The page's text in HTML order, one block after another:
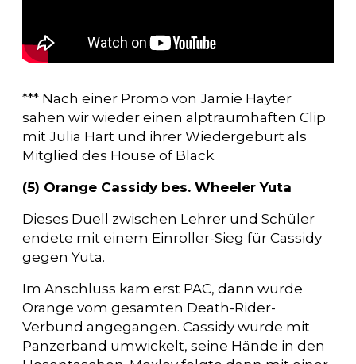
*** Nach einer Promo von Jamie Hayter
sahen wir wieder einen alptraumhaften Clip
mit Julia Hart und ihrer Wiedergeburt als
Mitglied des House of Black.
(5) Orange Cassidy bes. Wheeler Yuta
Dieses Duell zwischen Lehrer und Schüler
endete mit einem Einroller-Sieg für Cassidy
gegen Yuta.
Im Anschluss kam erst PAC, dann wurde
Orange vom gesamten Death-Rider-
Verbund angegangen. Cassidy wurde mit
Panzerband umwickelt, seine Hände in den